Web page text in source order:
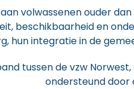
volwassenen ouder
beschikbaarheid en
hun integratie in de
tussen de vzw Norwest,
ondersteund door